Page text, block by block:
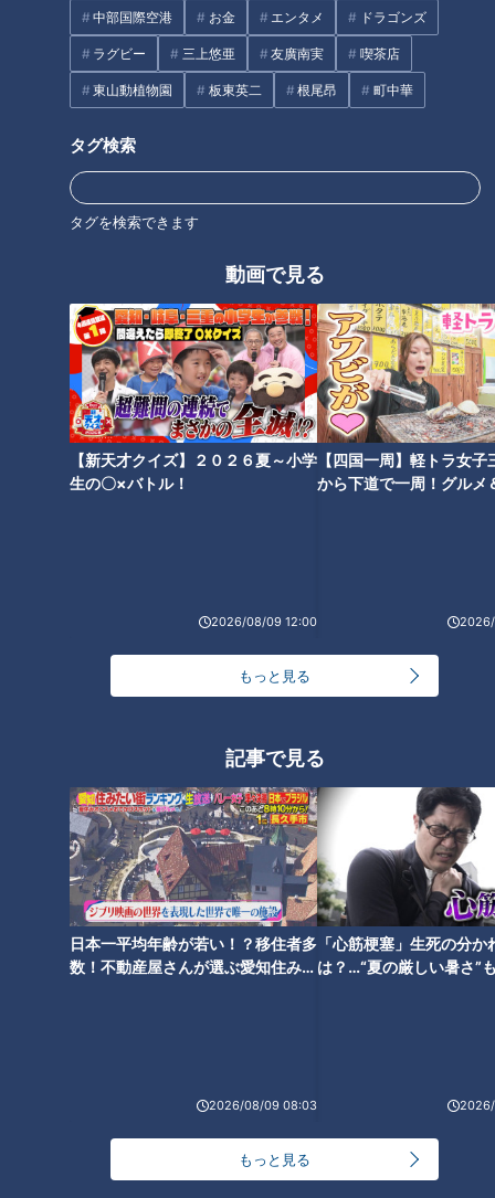
中部国際空港 お金 エンタメ ドラゴンズ
ラグビー 三上悠亜 友廣南実 喫茶店
東山動植物園 板東英二 根尾昂 町中華
タグ検索
タグを検索できます
動画で見る
【新天才クイズ】２０２６夏～小学
生の〇×バトル！
2026/08/09 12:00
【四国一周】軽トラ女子
から下道で一周！グルメ
もっと見る
記事で見る
日本一平均年齢が若い！？移住者多
数！不動産屋さんが選ぶ愛知住みた
2026/08/09 08:03
「心筋梗塞」生死の分か
は？…“夏の厳しい暑さ”
もっと見る
笑福亭鶴瓶とゲストがその日に知らされるセットの中で、台本（＝
スジ）ナシ・打合せナシ・ＮＧナシのぶっつけ本番で“即興ドラ
マ”を演じるバラエティ番組「スジナシ」。1998年にCBCテレビで
放送を開始し、2011年からは番組名を「鶴瓶のスジナシ」に。進
行役にフリーアナウンサーの中井美穂さんが加わりました。その
後、2014年に番組は終了し、現在は定期的に舞台公演が開かれて
います。
その魅力は、意外なストーリー展開や、想像を絶する結末など、台
本が無いからこそ生み出される多様なドラマ。お互いの意思が上手
で生まれた快作…絶対に先がよめないハラハラドキドキ感で多くの
人の支持を得てきました。
そんなスジナシの名作・傑作選がYouTubeにて再び楽しめることに
なりました。毎週金曜20時に１話ずつ追加されていきます。是非
ご期待ください。
ホームページ
番組サイト
【伊嵜充則】スジナシ(1999年)
鶴瓶が翻弄される！？圧倒的な
演技力がドラマを作り上げる！
【溝端淳平】『やっぱり軽率な
人』（スジナシ）
【塚本高史】『ＴＨＥ格差』
【姜暢雄】『息子、帰る』（ス
だけだ』（スジナシ）